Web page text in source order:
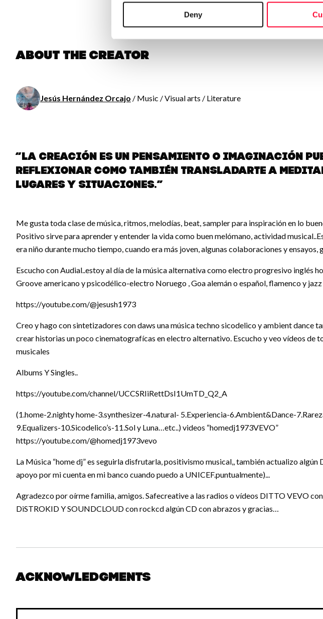
Deny
About the creator
Jesús Hernández Orcajo / Music / Visual arts / Literature
“La creación es un pensamiento o imaginación
reflexionar como también transladarte a
lugares y situaciones.”
Me gusta toda clase de música, ritmos, melodías, beat, sampler para inspiración en lo
Positivo sirve para aprender y entender la vida como buen melómano, actividad
era niño durante mucho tiempo, cuando era más joven, algunas colaboraciones y ensayos,
Escucho con Audial..estoy al día de la música alternativa como electro progresivo inglés
Groove americano y psicodélico-electro Noruego , Goa alemán o español, flamenco y
https://youtube.com/@jesush1973
Creo y hago con sintetizadores con daws una música techno sicodelico y ambient dance
crear historias un poco cinematografícas en electro alternativo. Escucho y veo vídeos de
musicales
Albums Y Singles..
https://youtube.com/channel/UCCSRIiRettDsI1UmTD_Q2_A
(1.home-2.nighty home-3.synthesizer-4.natural- 5.Experiencia-6.Ambient&Dance-
9.Equalizers-10.Sicodelico’s-11.Sol y Luna…etc..) videos “homedj1973VEVO”
https://youtube.com/@homedj1973vevo
La Música “home dj” es seguirla disfrutarla, positivismo musical,, también actualizo algún
apoyo por mi cuenta en mi banco cuando puedo a UNICEF.puntualmente)...
Agradezco por oírme familia, amigos. Safecreative a las radios o vídeos DITTO VEVO
DiSTROKID Y SOUNDCLOUD con rockcd algún CD con abrazos y gracias…
Acknowledgments